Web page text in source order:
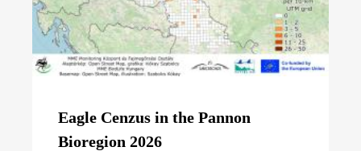
Eagle Cenzus in the Pannon
Bioregion 2026